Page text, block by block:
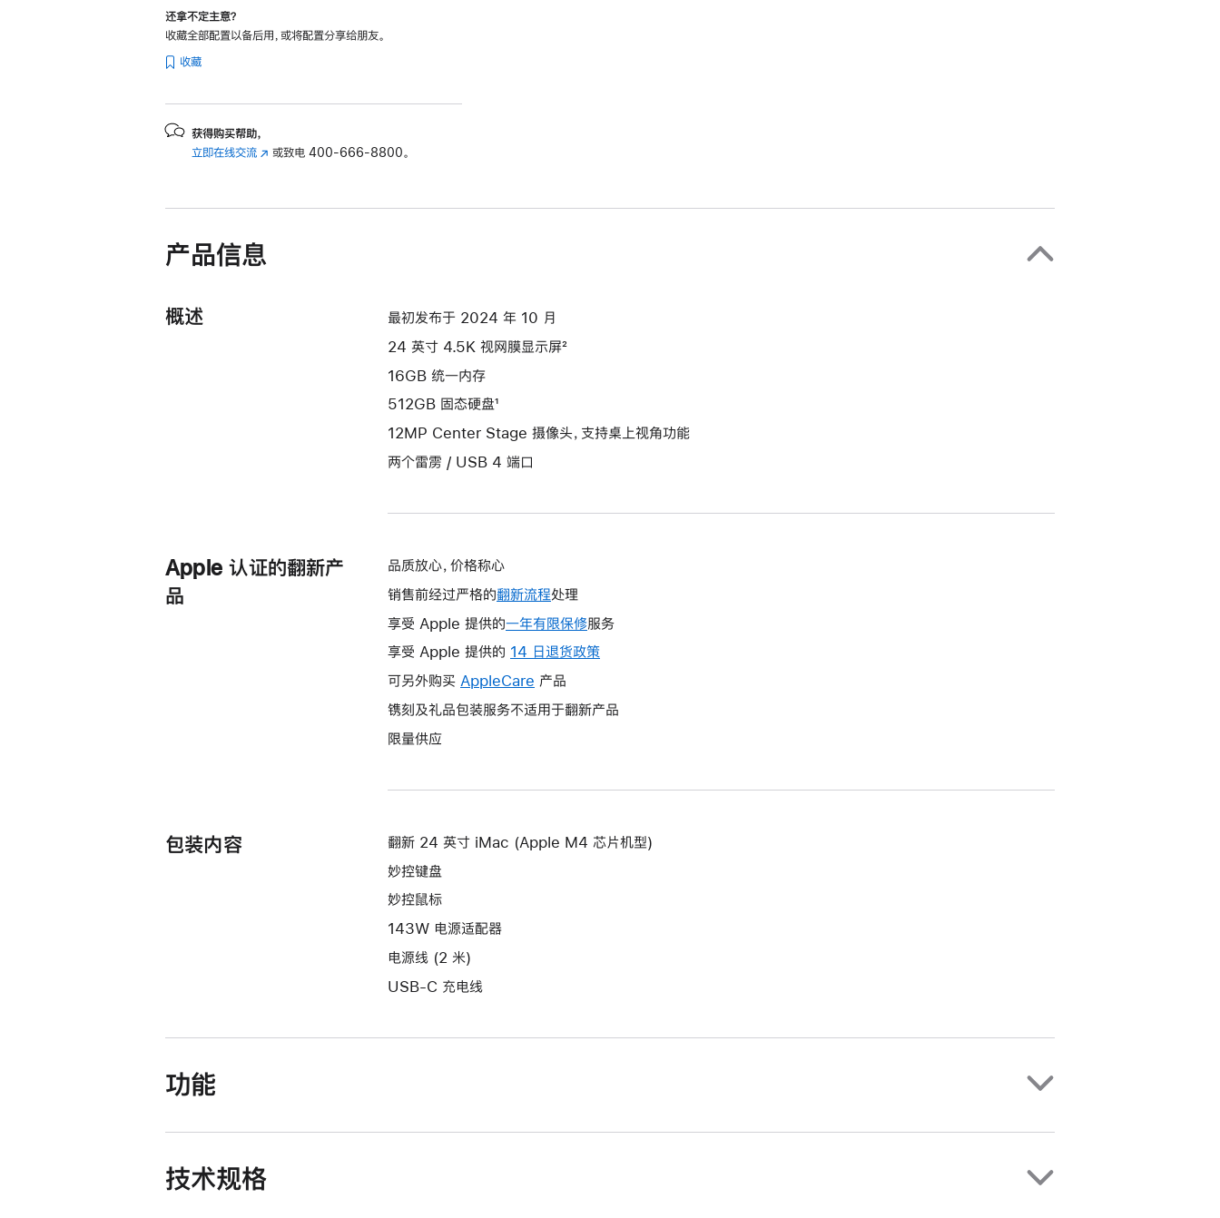
器)
绿
还拿不定主意？
收藏全部配置以备后用，或将配置分享给朋友。
收藏
获得购买帮助，
立即在线交流 (在
口
打
开)
或致电400-666-8800。
产品信息
概述
最初发布于 2024 年 10 月
24 英寸 4.5K 视网膜显示屏²
16GB 统一内存
512GB 固态硬盘¹
12MP Center Stage 摄像头，支持桌上视角功能
两个雷雳 / USB 4 端口
Apple 认证的翻新产
品
品质放心，价格称心
销售前经过严格的翻新流程处理
享受 Apple 提供的一年有限保修此
操
打
服务
享受 Apple 提供的 14 日退货政策
将
新
窗
可另外购买 AppleCare 此
操
开
的
产品
镌刻及礼品包装服务不适用于翻新产品
限量供应
包装内容
翻新 24 英寸 iMac (Apple M4 芯片机型)
妙控键盘
妙控鼠标
143W 电源适配器
电源线 (2 米)
USB-C 充电线
功能
技术规格